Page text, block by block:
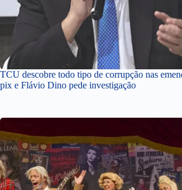
TCU descobre todo tipo de corrupção nas
pix e Flávio Dino pede investigação